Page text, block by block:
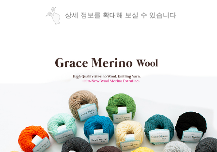
상세 정보를 확대해 보실 수 있습니다